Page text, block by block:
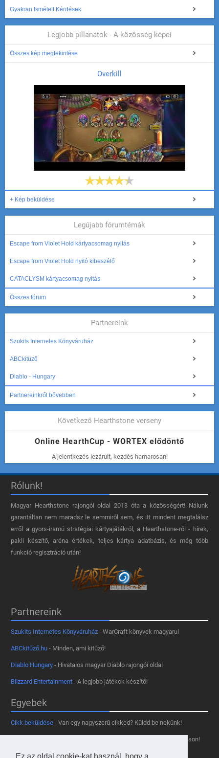
Gyakran Ismételt Kérdések
Legjobb pillanatok - A közösség képei
Összes kép megtekintése
Overkill
+ Kép beküldése
Legújabb fórumtémák
Escape from Violet Hold kártyacsomag nyitás
Escape from Violet Hold nyitó kibeszélő
CATACLYSM kártyacsomag nyitás
Összes fórum
Partnereink
Szukits Internetes Könyváruház
ABCkitüző
Diablo - Hungary
Partnereinkről bővebben
Következő Hearthstone verseny
Online HearthCup - WORTEX elődöntő
A jelentkezés lezárult, kezdés hamarosan!
Rólunk!
Magyar Hearthstone​ rajongói oldal 2013 óta a közösségért! Nálunk
garantáltan nem maradsz le semmiről sem, és itt mindent megtalálsz
erről a gyors-iramú stratégiai kártyajátékról, a Hearthstone-ról - hírek,
pakli készítő, aréna értékek, teljes kártya adatbázis, és még több
funkció regisztráció után!
Partnereink
Szukits Internetes Könyváruház - WarCraft könyvek magyarul
ABCkitűző.hu - Minden, ami kitűző!
Diablo Hungary - Hivatalos magyar Diablo rajongói oldal
Blizzard Entertainment - A legjobb játékok készítői
Egyebek
Cikk beküldése - Van egy nagyszerű cikked? Küldd be nekünk!
- Tetszik az oldal? Segíts, hogy fennmaradhasson!
Kapcsolat, médiaajánlat- Lépj velünk kapcsolatba!